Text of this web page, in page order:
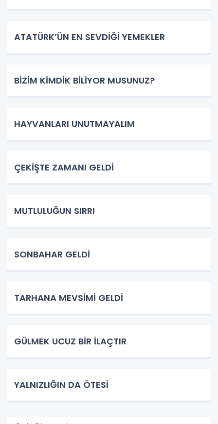
ATATÜRK’ÜN EN SEVDİĞİ YEMEKLER
BİZİM KİMDİK BİLİYOR MUSUNUZ?
HAYVANLARI UNUTMAYALIM
ÇEKİŞTE ZAMANI GELDİ
MUTLULUĞUN SIRRI
SONBAHAR GELDİ
TARHANA MEVSİMİ GELDİ
GÜLMEK UCUZ BİR İLAÇTIR
YALNIZLIĞIN DA ÖTESİ